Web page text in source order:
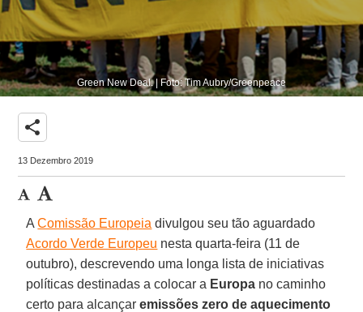
Green New Deal. | Foto: Tim Aubry/Greenpeace
share
13 Dezembro 2019
AComissão Europeia divulgou seu tão aguardado
Acordo Verde Europeu nesta quarta-feira (11 de
outubro), descrevendo uma longa lista de iniciativas
políticas destinadas a colocar a Europa no caminho
certo para alcançaremissões zero de aquecimento